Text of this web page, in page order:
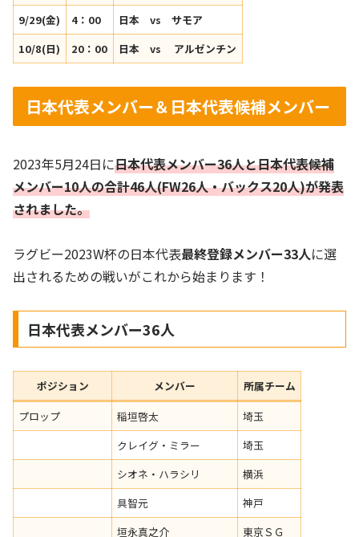
9/29(金)
4：00
日本 vs サモア
10/8(日)
20：00 日本 vs アルゼンチン
日本代表メンバー＆日本代表候補メンバー
2023年5月24日に日本代表メンバー36人と日本代表候補
メンバー10人の合計46人(FW26人・バックス20人)が発表
されました。
ラグビー2023W杯の日本代表最終登録メンバー33人に選
出されるための戦いがこれから始まります！
日本代表メンバー36人
ポジション メンバー
所属チーム
プロップ
稲垣啓太
埼玉
クレイグ・ミラー
埼玉
シオネ・ハラシリ
横浜
具智元
神戸
垣永真之介
東京ＳＧ